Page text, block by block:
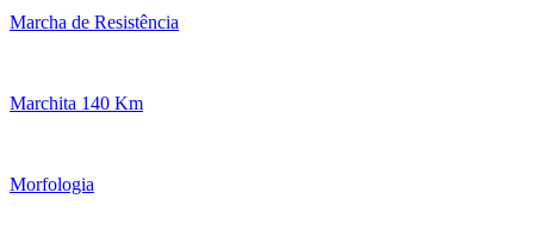
Marcha de Resistência
Marchita 140 Km
Morfologia